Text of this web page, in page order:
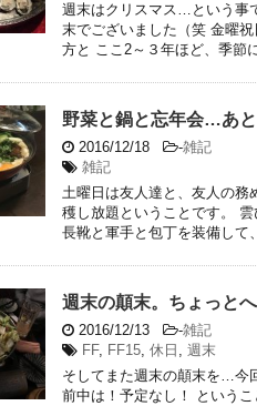
週末はクリスマス…という事
末でございました（笑 金曜
方と ここ2～３年ほど、季節
野菜と鍋と忘年会…あ
2016/12/18 -雑記
雑記
土曜日は友人達と、友人の
穫し放題ということです。
長靴と軍手と包丁を装備して
週末の顛末。ちょっと
2016/12/13 -雑記
FF, FF15, 休日 , 週末
そしてまた週末の顛末を…今
前中は！予定なし！ という